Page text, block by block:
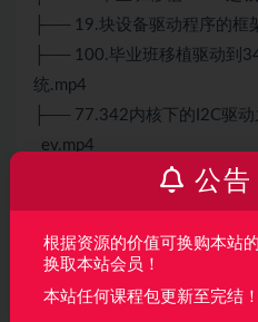
├── 19.块设备驱动程序的框
├── 100.毕业班移植驱动到
统.mp4
├── 77.342内核下的I2C驱动
_ev.mp4
├── 2.输入子系统概念介绍
├── 64.驱动调试之修改系统
_ev.mp4
├── 96.毕业班移植342内核
公告
根据资源的价值可换购本站
换取本站会员！
本站任何课程包更新至完结！